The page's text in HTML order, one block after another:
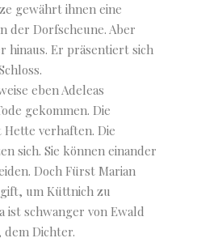
gewährt ihnen eine
der Dorfscheune. Aber
hinaus. Er präsentiert sich
eben Adeleas
gekommen. Die
Hette verhaften. Die
sich. Sie können einander
Doch Fürst Marian
um Küttnich zu
ist schwanger von Ewald
Dichter.